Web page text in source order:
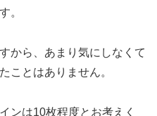
。
から、あまり気にしなくて
ことはありません。
ンは10枚程度とお考えく